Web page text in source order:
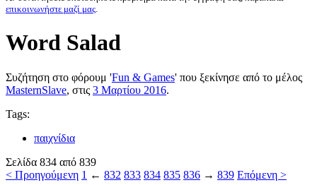
επικοινωνήστε μαζί μας.
Word Salad
Συζήτηση στο φόρουμ 'Fun & Games' που ξεκίνησε από το μέλος
MasternSlave, στις 3 Μαρτίου 2016.
Tags:
παιχνίδια
Σελίδα 834 από 839
< Προηγούμενη 1 ← 832 833 834 835 836 → 839 Επόμενη >